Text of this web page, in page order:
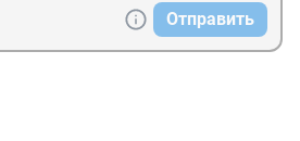
Отправить